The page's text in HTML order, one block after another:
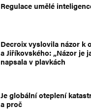
Regulace umělé
Decroix vyslovila názor k
a Jiříkovského: „Názor je
napsala v plavkách
Je globální oteplení
a proč